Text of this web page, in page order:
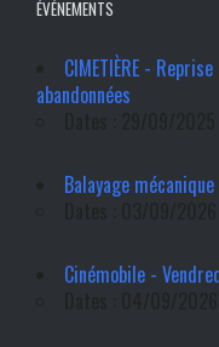
ÉVÉNEMENTS
CIMETIÈRE -
abandonnées
Balayage
Cinémobile -